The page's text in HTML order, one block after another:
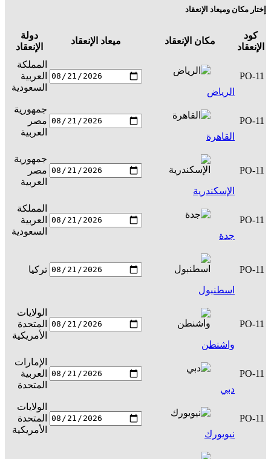
إختار مكان وميعاد الإنعقاد
كود
الإنعقاد
مكان الإنعقاد ميعاد الإنعقاد
دولة
الإنعقاد
PO-11
الرياض
المملكة
العربية
السعودية
PO-11
القاهرة
جمهورية
مصر
العربية
PO-11
الإسكندرية
جمهورية
مصر
العربية
PO-11
جدة
المملكة
العربية
السعودية
PO-11
اسطنبول
تركيا
PO-11
واشنطن
الولايات
المتحدة
الأمريكية
PO-11
دبي
الإمارات
العربية
المتحدة
PO-11
نيويورك
الولايات
المتحدة
الأمريكية